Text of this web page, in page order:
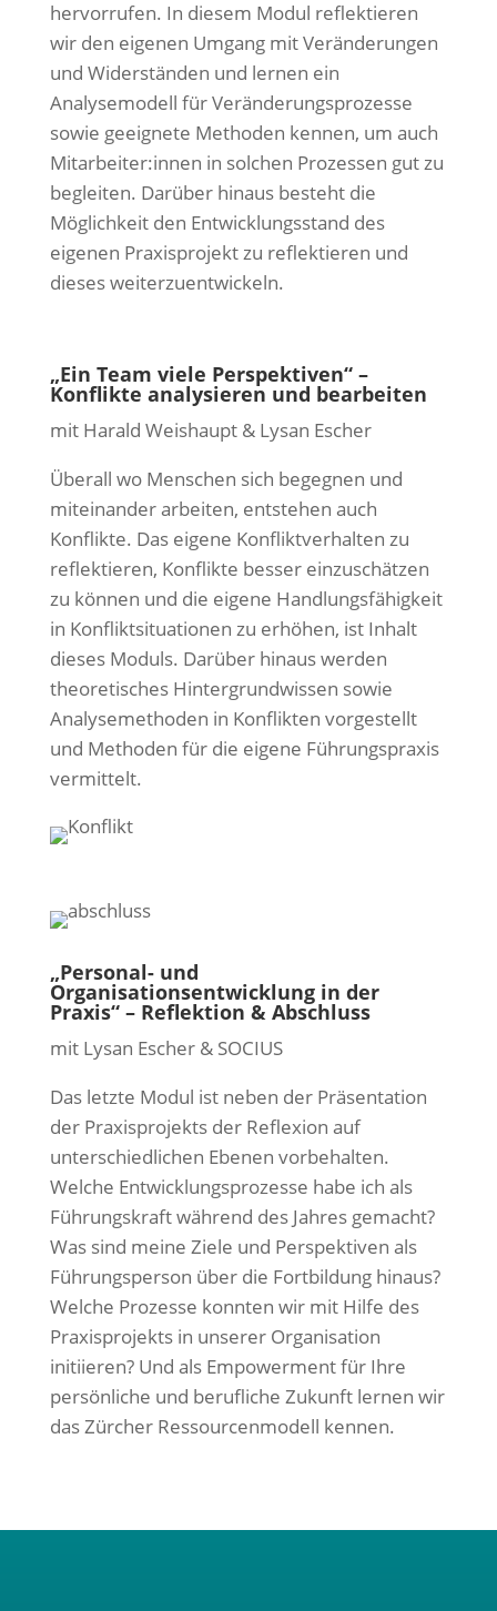
hervorrufen. In diesem Modul reflektieren
wir den eigenen Umgang mit Veränderungen
und Widerständen und lernen ein
Analysemodell für Veränderungsprozesse
sowie geeignete Methoden kennen, um auch
Mitarbeiter:innen in solchen Prozessen gut zu
begleiten. Darüber hinaus besteht die
Möglichkeit den Entwicklungsstand des
eigenen Praxisprojekt zu reflektieren und
dieses weiterzuentwickeln.
„Ein Team viele Perspektiven“ –
Konflikte analysieren und bearbeiten
mit Harald Weishaupt & Lysan Escher
Überall wo Menschen sich begegnen und
miteinander arbeiten, entstehen auch
Konflikte. Das eigene Konfliktverhalten zu
reflektieren, Konflikte besser einzuschätzen
zu können und die eigene Handlungsfähigkeit
in Konfliktsituationen zu erhöhen, ist Inhalt
dieses Moduls. Darüber hinaus werden
theoretisches Hintergrundwissen sowie
Analysemethoden in Konflikten vorgestellt
und Methoden für die eigene Führungspraxis
vermittelt.
„Personal- und
Organisationsentwicklung in der
Praxis“ – Reflektion & Abschluss
mit Lysan Escher & SOCIUS
Das letzte Modul ist neben der Präsentation
der Praxisprojekts der Reflexion auf
unterschiedlichen Ebenen vorbehalten.
Welche Entwicklungsprozesse habe ich als
Führungskraft während des Jahres gemacht?
Was sind meine Ziele und Perspektiven als
Führungsperson über die Fortbildung hinaus?
Welche Prozesse konnten wir mit Hilfe des
Praxisprojekts in unserer Organisation
initiieren? Und als Empowerment für Ihre
persönliche und berufliche Zukunft lernen wir
das Zürcher Ressourcenmodell kennen.